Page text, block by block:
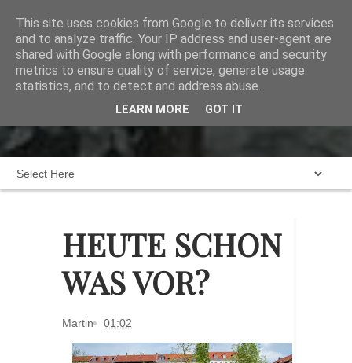
Home
Blogroll
HEUTE SCHON
WAS VOR?
Martin 01:02
This site uses cookies from Google to deliver its services
and to analyze traffic. Your IP address and user-agent are
shared with Google along with performance and security
metrics to ensure quality of service, generate usage
statistics, and to detect and address abuse.
LEARN MORE GOT IT